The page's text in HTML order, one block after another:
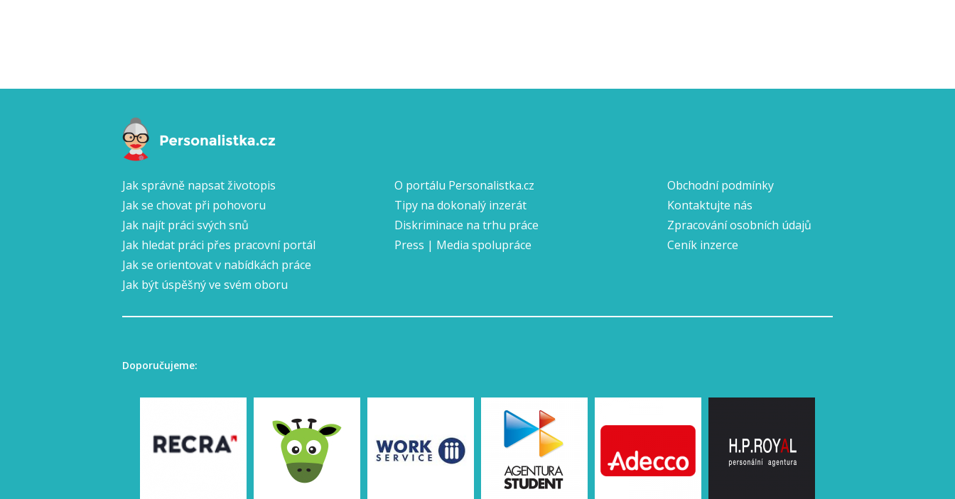
Jak správně napsat životopis
Jak se chovat při pohovoru
Jak najít práci svých snů
Jak hledat práci přes pracovní portál
Jak se orientovat v nabídkách práce
Jak být úspěšný ve svém oboru
O portálu Personalistka.cz
Tipy na dokonalý inzerát
Diskriminace na trhu práce
Press | Media spolupráce
Obchodní podmínky
Kontaktujte nás
Zpracování osobních údajů
Ceník inzerce
Doporučujeme: